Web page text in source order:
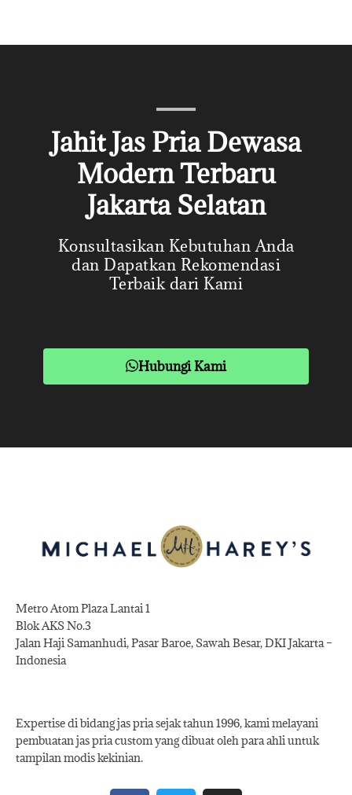
Jahit Jas Pria Dewasa
Modern Terbaru
Jakarta Selatan
Konsultasikan Kebutuhan Anda
dan Dapatkan Rekomendasi
Terbaik dari Kami
Hubungi Kami
Metro Atom Plaza Lantai 1
Blok AKS No.3
Jalan Haji Samanhudi, Pasar Baroe, Sawah Besar, DKI Jakarta –
Indonesia
Expertise di bidang jas pria sejak tahun 1996, kami melayani
pembuatan jas pria custom yang dibuat oleh para ahli untuk
tampilan modis kekinian.